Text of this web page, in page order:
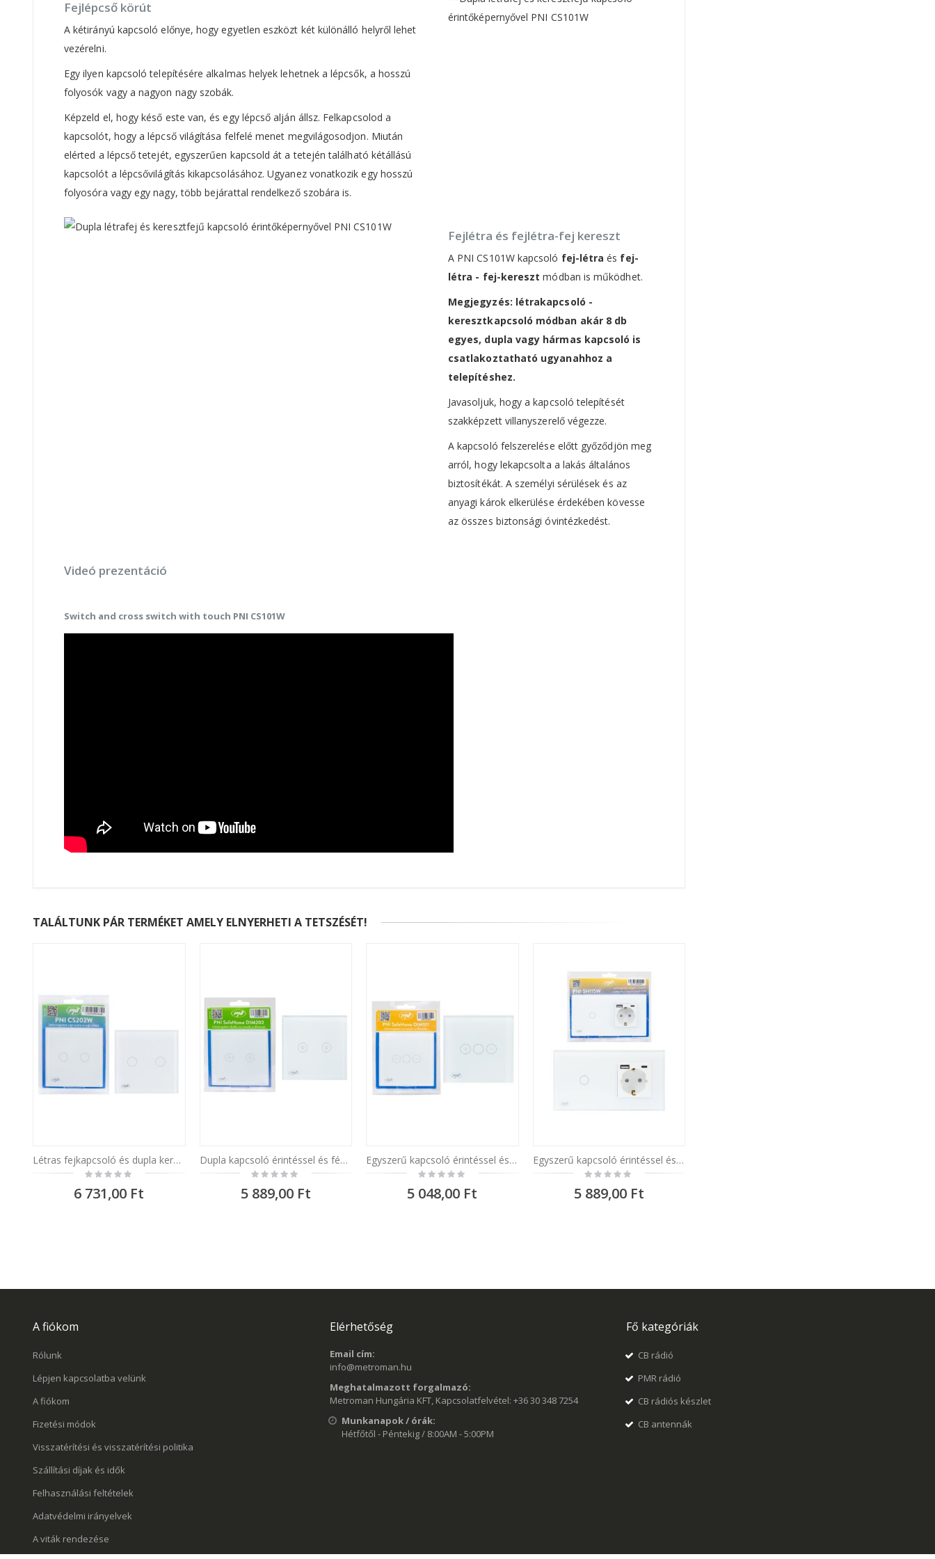
Fejlépcső körút
A kétirányú kapcsoló előnye, hogy egyetlen eszközt két különálló helyről lehet
vezérelni.
Egy ilyen kapcsoló telepítésére alkalmas helyek lehetnek a lépcsők, a hosszú
folyosók vagy a nagyon nagy szobák.
Képzeld el, hogy késő este van, és egy lépcső alján állsz. Felkapcsolod a
kapcsolót, hogy a lépcső világítása felfelé menet megvilágosodjon. Miután
elérted a lépcső tetejét, egyszerűen kapcsold át a tetején található kétállású
kapcsolót a lépcsővilágítás kikapcsolásához. Ugyanez vonatkozik egy hosszú
folyosóra vagy egy nagy, több bejárattal rendelkező szobára is.
Fejlétra és fejlétra-fej kereszt
A PNI CS101W kapcsoló fej-létra és fej-
létra - fej-kereszt módban is működhet.
Megjegyzés: létrakapcsoló -
keresztkapcsoló módban akár 8 db
egyes, dupla vagy hármas kapcsoló is
csatlakoztatható ugyanahhoz a
telepítéshez.
Javasoljuk, hogy a kapcsoló telepítését
szakképzett villanyszerelő végezze.
A kapcsoló felszerelése előtt győződjön meg
arról, hogy lekapcsolta a lakás általános
biztosítékát. A személyi sérülések és az
anyagi károk elkerülése érdekében kövesse
az összes biztonsági óvintézkedést.
Videó prezentáció
Switch and cross switch with touch PNI CS101W
TALÁLTUNK PÁR TERMÉKET AMELY ELNYERHETI A TETSZÉSÉT!
Létras fejkapcsoló és dupla keresztfejes kapcsoló PNI CS202W üvegérintkezővel, fehér LED jelzővel, 800W / kapcsoló
Rating:
0%
6 731,00 Ft
Dupla kapcsoló érintéssel és fényerőszabályzóval PNI SafeHome DIM202, 2X700W, Live Wire, nulla nélkül, üveg
Rating:
0%
5 889,00 Ft
Egyszerű kapcsoló érintéssel és fényerőszabályzóval PNI SafeHome DIM101, 1X700W, Live Wire, nulla nélkül, üveg
Rating:
0%
5 048,00 Ft
Egyszerű kapcsoló érintéssel és schuko aljzattal PNI SH115W, üvegből, fehér, USB-A és USB-C aljzattal
Rating:
0%
5 889,00 Ft
A fiókom
Rólunk
Lépjen kapcsolatba velünk
A fiókom
Fizetési módok
Visszatérítési és visszatérítési politika
Szállítási díjak és idők
Felhasználási feltételek
Adatvédelmi irányelvek
A viták rendezése
Elérhetőség
Email cím:
info@metroman.hu
Meghatalmazott forgalmazó:
Metroman Hungária KFT, Kapcsolatfelvétel: +36 30 348 7254
Munkanapok / órák:
Hétfőtől - Péntekig / 8:00AM - 5:00PM
Fő kategóriák
CB rádió
PMR rádió
CB rádiós készlet
CB antennák